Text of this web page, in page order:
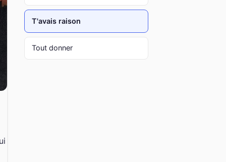
T'avais raison
Tout donner